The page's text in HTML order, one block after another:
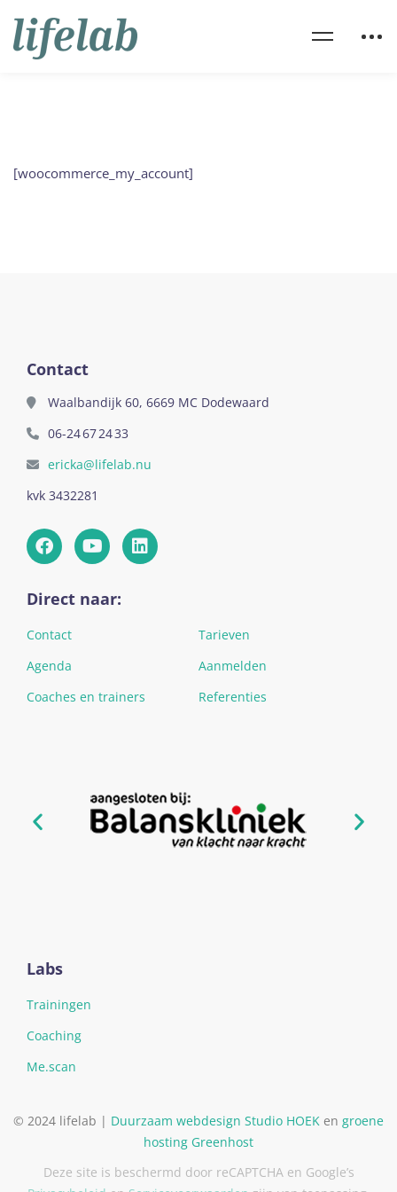
[woocommerce_my_account]
Contact
Waalbandijk 60, 6669 MC Dodewaard
06-24 67 24 33
ericka@lifelab.nu
kvk 3432281
Direct naar:
Contact
Tarieven
Agenda
Aanmelden
Coaches en trainers
Referenties
Labs
Trainingen
Coaching
Me.scan
© 2024 lifelab | Duurzaam webdesign Studio HOEK en groene
hosting Greenhost
Deze site is beschermd door reCAPTCHA en Google’s